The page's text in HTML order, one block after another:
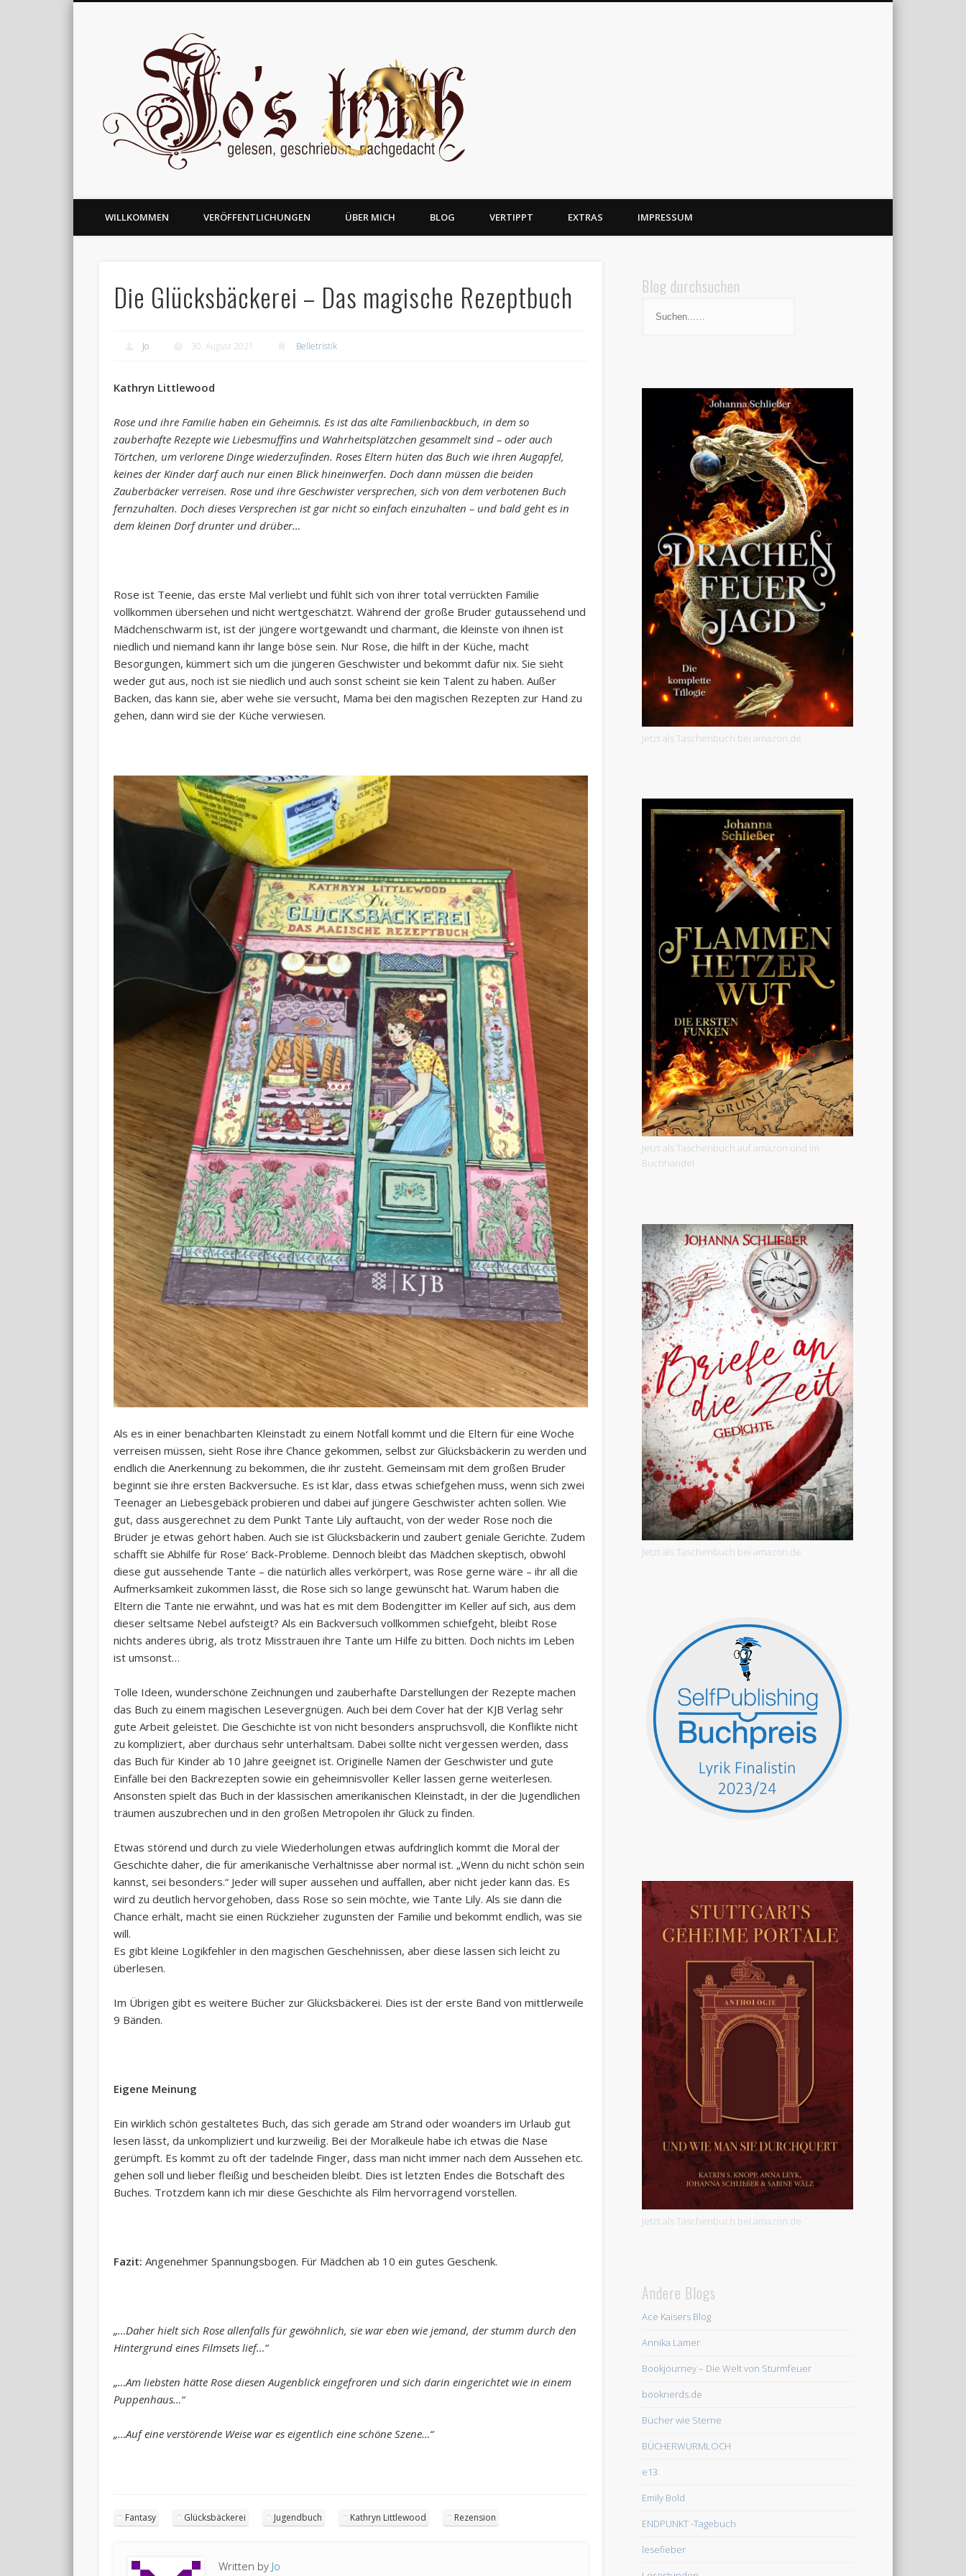
gelesen, geschrieben und nachgedacht
WILLKOMMEN VERÖFFENTLICHUNGEN ÜBER MICH BLOG VERTIPPT EXTRAS IMPRESSUM
Die Glücksbäckerei – Das magische Rezeptbuch
Jo 30. August 2021 Belletristik
Kathryn Littlewood
Rose und ihre Familie haben ein Geheimnis. Es ist das alte Familienbackbuch, in dem so
zauberhafte Rezepte wie Liebesmuffins und Wahrheitsplätzchen gesammelt sind – oder auch
Törtchen, um verlorene Dinge wiederzufinden. Roses Eltern hüten das Buch wie ihren Augapfel,
keines der Kinder darf auch nur einen Blick hineinwerfen. Doch dann müssen die beiden
Zauberbäcker verreisen. Rose und ihre Geschwister versprechen, sich von dem verbotenen Buch
fernzuhalten. Doch dieses Versprechen ist gar nicht so einfach einzuhalten – und bald geht es in
dem kleinen Dorf drunter und drüber…
Rose ist Teenie, das erste Mal verliebt und fühlt sich von ihrer total verrückten Familie
vollkommen übersehen und nicht wertgeschätzt. Während der große Bruder gutaussehend und
Mädchenschwarm ist, ist der jüngere wortgewandt und charmant, die kleinste von ihnen ist
niedlich und niemand kann ihr lange böse sein. Nur Rose, die hilft in der Küche, macht
Besorgungen, kümmert sich um die jüngeren Geschwister und bekommt dafür nix. Sie sieht
weder gut aus, noch ist sie niedlich und auch sonst scheint sie kein Talent zu haben. Außer
Backen, das kann sie, aber wehe sie versucht, Mama bei den magischen Rezepten zur Hand zu
gehen, dann wird sie der Küche verwiesen.
Als es in einer benachbarten Kleinstadt zu einem Notfall kommt und die Eltern für eine Woche
verreisen müssen, sieht Rose ihre Chance gekommen, selbst zur Glücksbäckerin zu werden und
endlich die Anerkennung zu bekommen, die ihr zusteht. Gemeinsam mit dem großen Bruder
beginnt sie ihre ersten Backversuche. Es ist klar, dass etwas schiefgehen muss, wenn sich zwei
Teenager an Liebesgebäck probieren und dabei auf jüngere Geschwister achten sollen. Wie
gut, dass ausgerechnet zu dem Punkt Tante Lily auftaucht, von der weder Rose noch die
Brüder je etwas gehört haben. Auch sie ist Glücksbäckerin und zaubert geniale Gerichte. Zudem
schafft sie Abhilfe für Rose‘ Back-Probleme. Dennoch bleibt das Mädchen skeptisch, obwohl
diese gut aussehende Tante – die natürlich alles verkörpert, was Rose gerne wäre – ihr all die
Aufmerksamkeit zukommen lässt, die Rose sich so lange gewünscht hat. Warum haben die
Eltern die Tante nie erwähnt, und was hat es mit dem Bodengitter im Keller auf sich, aus dem
dieser seltsame Nebel aufsteigt? Als ein Backversuch vollkommen schiefgeht, bleibt Rose
nichts anderes übrig, als trotz Misstrauen ihre Tante um Hilfe zu bitten. Doch nichts im Leben
ist umsonst…
Tolle Ideen, wunderschöne Zeichnungen und zauberhafte Darstellungen der Rezepte machen
das Buch zu einem magischen Lesevergnügen. Auch bei dem Cover hat der KJB Verlag sehr
gute Arbeit geleistet. Die Geschichte ist von nicht besonders anspruchsvoll, die Konflikte nicht
zu kompliziert, aber durchaus sehr unterhaltsam. Dabei sollte nicht vergessen werden, dass
das Buch für Kinder ab 10 Jahre geeignet ist. Originelle Namen der Geschwister und gute
Einfälle bei den Backrezepten sowie ein geheimnisvoller Keller lassen gerne weiterlesen.
Ansonsten spielt das Buch in der klassischen amerikanischen Kleinstadt, in der die Jugendlichen
träumen auszubrechen und in den großen Metropolen ihr Glück zu finden.
Etwas störend und durch zu viele Wiederholungen etwas aufdringlich kommt die Moral der
Geschichte daher, die für amerikanische Verhältnisse aber normal ist. „Wenn du nicht schön sein
kannst, sei besonders.“ Jeder will super aussehen und auffallen, aber nicht jeder kann das. Es
wird zu deutlich hervorgehoben, dass Rose so sein möchte, wie Tante Lily. Als sie dann die
Chance erhält, macht sie einen Rückzieher zugunsten der Familie und bekommt endlich, was sie
will.
Es gibt kleine Logikfehler in den magischen Geschehnissen, aber diese lassen sich leicht zu
überlesen.
Im Übrigen gibt es weitere Bücher zur Glücksbäckerei. Dies ist der erste Band von mittlerweile
9 Bänden.
Eigene Meinung
Ein wirklich schön gestaltetes Buch, das sich gerade am Strand oder woanders im Urlaub gut
lesen lässt, da unkompliziert und kurzweilig. Bei der Moralkeule habe ich etwas die Nase
gerümpft. Es kommt zu oft der tadelnde Finger, dass man nicht immer nach dem Aussehen etc.
gehen soll und lieber fleißig und bescheiden bleibt. Dies ist letzten Endes die Botschaft des
Buches. Trotzdem kann ich mir diese Geschichte als Film hervorragend vorstellen.
Fazit: Angenehmer Spannungsbogen. Für Mädchen ab 10 ein gutes Geschenk.
„…Daher hielt sich Rose allenfalls für gewöhnlich, sie war eben wie jemand, der stumm durch den
Hintergrund eines Filmsets lief…“
„…Am liebsten hätte Rose diesen Augenblick eingefroren und sich darin eingerichtet wie in einem
Puppenhaus…“
„…Auf eine verstörende Weise war es eigentlich eine schöne Szene…“
Fantasy Glücksbäckerei Jugendbuch Kathryn Littlewood Rezension
Written by Jo
Blog durchsuchen
Jetzt als Taschenbuch bei amazon.de
Jetzt als Taschenbuch auf amazon und im
Buchhandel
Jetzt als Taschenbuch bei amazon.de
Jetzt als Taschenbuch bei amazon.de
Andere Blogs
Ace Kaisers Blog
Annika Lamer
Bookjourney – Die Welt von Sturmfeuer
booknerds.de
Bücher wie Sterne
BÜCHERWURMLOCH
e13
Emily Bold
ENDPUNKT -Tagebuch
lesefieber